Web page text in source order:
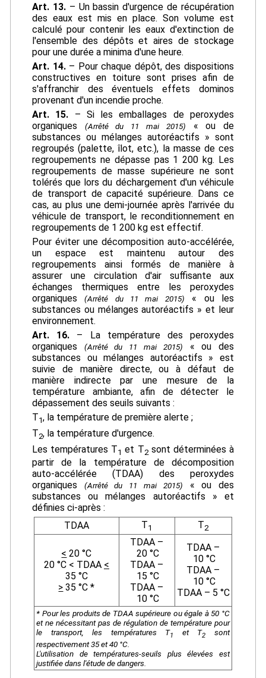
Art. 13.– Un bassin d'urgence de récupération
des eaux est mis en place. Son volume est
calculé pour contenir les eaux d'extinction de
l'ensemble des dépôts et aires de stockage
pour une durée a minima d'une heure.
Art. 14.– Pour chaque dépôt, des dispositions
constructives en toiture sont prises afin de
s'affranchir des éventuels effets dominos
provenant d'un incendie proche.
Art. 15. – Si les emballages de peroxydes
organiques
(Arrêté du 11 mai 2015)
« ou de
substances ou mélanges autoréactifs » sont
regroupés (palette, îlot, etc.), la masse de ces
regroupements ne dépasse pas 1 200 kg. Les
regroupements de masse supérieure ne sont
tolérés que lors du déchargement d'un véhicule
de transport de capacité supérieure. Dans ce
cas, au plus une demi-journée après l'arrivée du
véhicule de transport, le reconditionnement en
regroupements de 1 200 kg est effectif.
Pour éviter une décomposition auto-accélérée,
un espace est maintenu autour des
regroupements ainsi formés de manière à
assurer une circulation d'air suffisante aux
échanges thermiques entre les peroxydes
organiques(Arrêté du 11 mai 2015)
« ou les
substances ou mélanges autoréactifs » et leur
environnement.
Art. 16. – La température des peroxydes
organiques
(Arrêté du 11 mai 2015)
« ou des
substances ou mélanges autoréactifs » est
suivie de manière directe, ou à défaut de
manière indirecte par une mesure de la
température ambiante, afin de détecter le
dépassement des seuils suivants :
T1, la température de première alerte ;
T2, la température d'urgence.
Les températures T1 et T2sont déterminées à
partir de la température de décomposition
auto-accélérée (TDAA) des peroxydes
organiques
(Arrêté du 11 mai 2015)
« ou des
substances ou mélanges autoréactifs » et
définies ci-après :
TDAA
T1 T2
< 20 °C
20 °C < TDAA <
35 °C
> 35 °C *
TDAA –
20 °C
TDAA –
15 °C
TDAA –
10 °C
TDAA –
10 °C
TDAA –
10 °C
TDAA – 5 °C
* Pour les produits de TDAA supérieure ou égale à 50 °C
et ne nécessitant pas de régulation de température pour
le transport, les températures T1 et T2
sont
respectivement 35 et 40 °C.
L'utilisation de températures-seuils plus élevées est
justifiée dans l'étude de dangers.